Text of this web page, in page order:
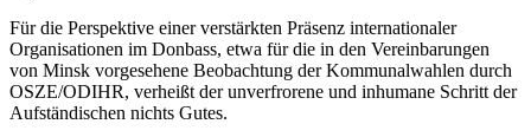
Für die Perspektive einer verstärkten Präsenz internationaler
Organisationen im Donbass, etwa für die in den Vereinbarungen
von Minsk vorgesehene Beobachtung der Kommunalwahlen durch
OSZE/ODIHR, verheißt der unverfrorene und inhumane Schritt der
Aufständischen nichts Gutes.